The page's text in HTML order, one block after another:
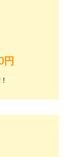
円
！